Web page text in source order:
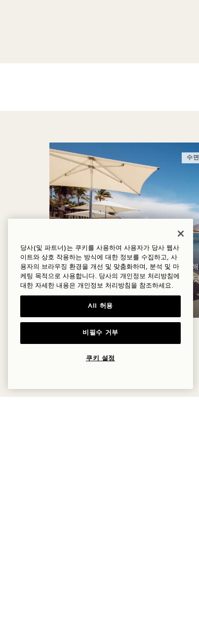
수면
USD 숙박 요금 최대 30% 할인USD 해
변가 수영장 푸드 트럭에서USD 크레딧
당사(및 파트너)는 쿠키를 사용하여 사용자가 당사 웹사
이트와 상호 작용하는 방식에 대한 정보를 수집하고, 사
용자의 브라우징 환경을 개선 및 맞춤화하며, 분석 및 마
케팅 목적으로 사용합니다. 당사의 개인정보 처리방침에
대한 자세한 내용은 개인정보 처리방침을 참조하세요.
All 허용
비필수 거부
쿠키 설정